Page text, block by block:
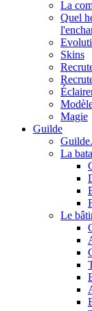
La
Quel
Skins
Magie
Guilde
La
Le